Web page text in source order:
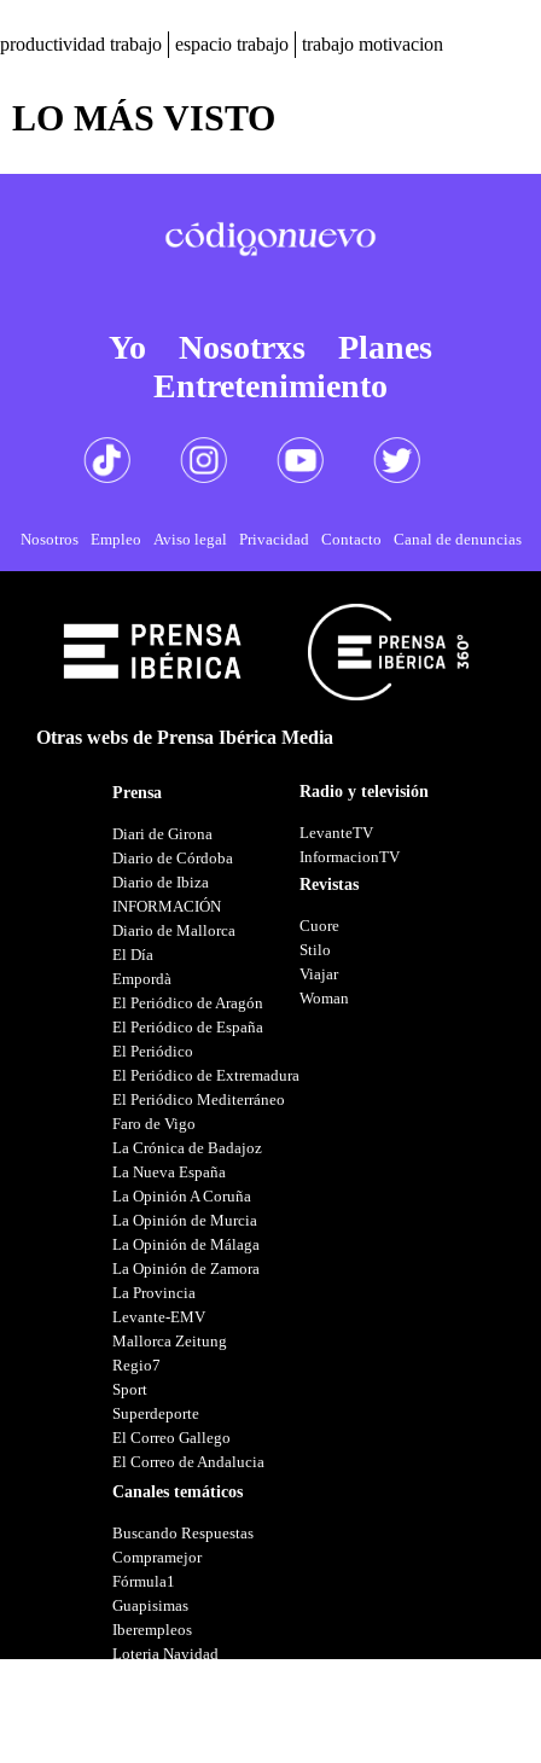
productividad trabajo espacio trabajo trabajo motivacion
LO MÁS VISTO
Yo Nosotrxs
Planes
Entretenimiento
Nosotros Empleo Aviso legal Privacidad Contacto Canal de denuncias
Otras webs de Prensa Ibérica Media
Prensa
Diari de Girona
Diario de Córdoba
Diario de Ibiza
INFORMACIÓN
Diario de Mallorca
El Día
Empordà
El Periódico de Aragón
El Periódico de España
El Periódico
El Periódico de Extremadura
El Periódico Mediterráneo
Faro de Vigo
La Crónica de Badajoz
La Nueva España
La Opinión A Coruña
La Opinión de Murcia
La Opinión de Málaga
La Opinión de Zamora
La Provincia
Levante-EMV
Mallorca Zeitung
Regio7
Sport
Superdeporte
El Correo Gallego
El Correo de Andalucia
Canales temáticos
Buscando Respuestas
Compramejor
Fórmula1
Guapisimas
Iberempleos
Loteria Navidad
Radio y televisión
LevanteTV
InformacionTV
Revistas
Cuore
Stilo
Viajar
Woman